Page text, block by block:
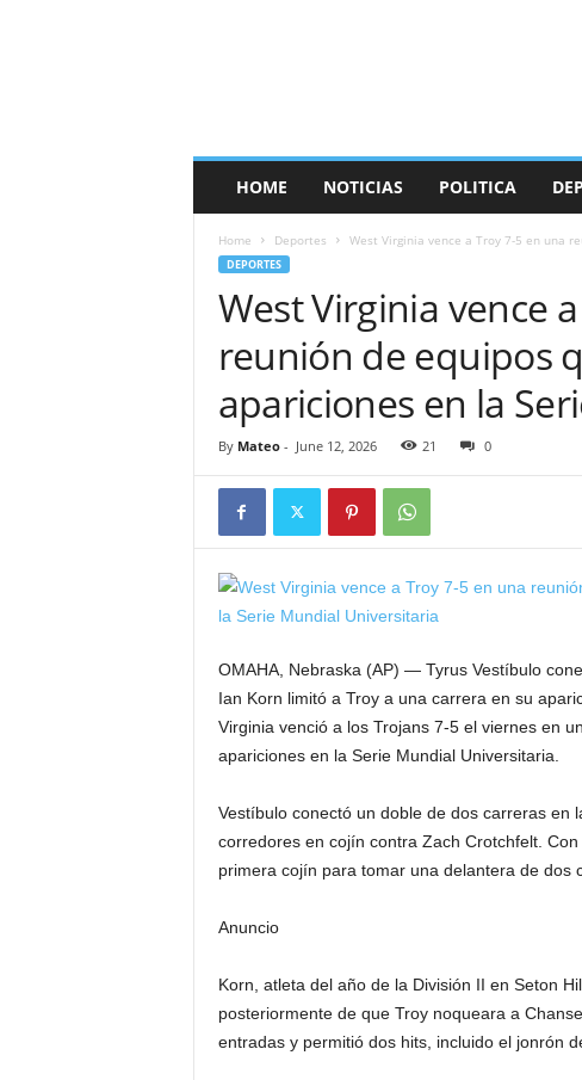
HOME NOTICIAS POLITICA
Home Deportes West Virginia vence a Troy 7-5 en una
DEPORTES
West Virginia vence
reunión de equipos
apariciones en la
By Mateo- June 12, 2026 21 0
OMAHA, Nebraska (AP) — Tyrus Vestíbulo
Ian Korn limitó a Troy a una carrera en su
Virginia venció a los Trojans 7-5 el viernes en
apariciones en la Serie Mundial Universitaria.
Vestíbulo conectó un doble de dos carreras en
corredores en cojín contra Zach Crotchfelt.
primera cojín para tomar una delantera de dos
Anuncio
Korn, atleta del año de la División II en Seton
posteriormente de que Troy noqueara a
entradas y permitió dos hits, incluido el jonrón